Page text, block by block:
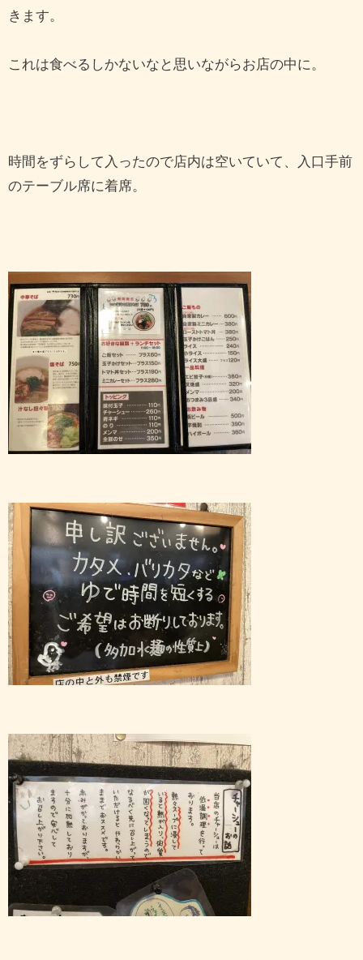
きます。
これは食べるしかないなと思いながらお店の中に。
時間をずらして入ったので店内は空いていて、入口手前
のテーブル席に着席。